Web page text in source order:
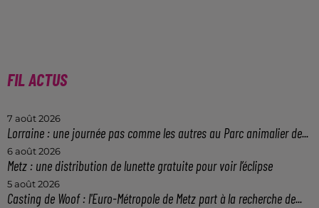
FIL ACTUS
7 août 2026
Lorraine : une journée pas comme les autres au Parc animalier de...
6 août 2026
Metz : une distribution de lunette gratuite pour voir l’éclipse
5 août 2026
Casting de Woof : l'Euro-Métropole de Metz part à la recherche de...